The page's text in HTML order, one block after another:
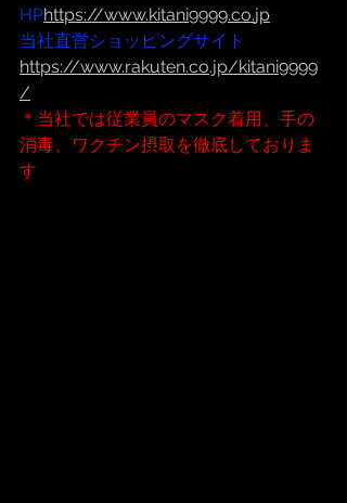
HPhttps://www.kitani9999.co.jp
当社直営ショッピングサイト
https://www.rakuten.co.jp/kitani9999
/
＊当社では従業員のマスク着用、手の
消毒、ワクチン摂取を徹底しておりま
す